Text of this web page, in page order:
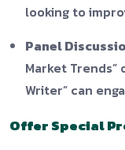
looking to
Panel
Market Trends”
Writer” can
Offer Special